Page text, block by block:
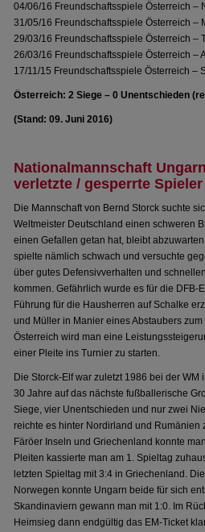
04/06/16 Freundschaftsspiele Österreich –
31/05/16 Freundschaftsspiele Österreich –
29/03/16 Freundschaftsspiele Österreich –
26/03/16 Freundschaftsspiele Österreich –
17/11/15 Freundschaftsspiele Österreich –
Österreich: 2 Siege – 0 Unentschieden
(Stand: 09. Juni 2016)
Nationalmannschaft
verletzte / gesperrte Spieler
Die Mannschaft von Bernd Storck suchte
Weltmeister Deutschland einen schweren
einen Gefallen getan hat, bleibt
spielte nämlich schwach und versuchte
über gutes Defensivverhalten und
kommen. Gefährlich wurde es für die DFB-
Führung für die Hausherren auf Schalke
und Müller in Manier eines Abstaubers
Österreich wird man eine
einer Pleite ins Turnier zu starten.
Die Storck-Elf war zuletzt 1986 bei der
30 Jahre auf das nächste fußballerische
Siege, vier Unentschieden und nur zwei
reichte es hinter Nordirland und Rumänien
Färöer Inseln und Griechenland konnte
Pleiten kassierte man am 1. Spieltag
letzten Spieltag mit 3:4 in Griechenland.
Norwegen konnte Ungarn beide für sich
Skandinaviern gewann man mit 1:0. Im
Heimsieg dann endgültig das EM-Ticket